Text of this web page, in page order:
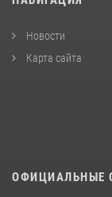
Новости
Карта сайта
ОФИЦИАЛЬНЫЕ